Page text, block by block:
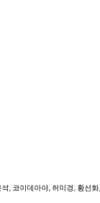
, 코이데아야, 허미경, 황선화